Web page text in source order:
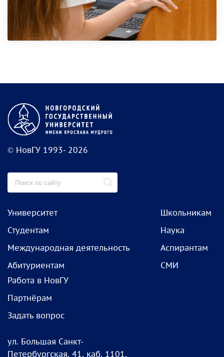
© НовГУ 1993- 2026
Университет
Студентам
Международная деятельность
Абитуриентам
Школьникам
Наука
Аспирантам
СМИ
Работа в НовГУ
Партнёрам
Задать вопрос
ул. Большая Санкт-
Петербургская, 41, каб. 1101,